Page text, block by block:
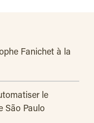
Fanichet à la
le
São Paulo